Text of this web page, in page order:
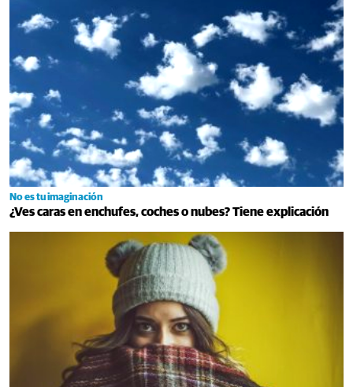
No es tu imaginación
¿Ves caras en enchufes, coches o nubes? Tiene explicación